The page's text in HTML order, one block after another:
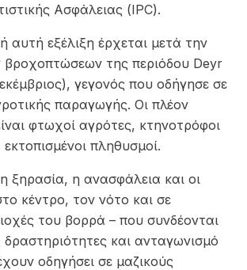
Ασφάλειας (IPC).
αυτή εξέλιξη έρχεται μετά την
της περιόδου Deyr
γεγονός που οδήγησε σε
παραγωγής. Οι πλέον
φτωχοί αγρότες, κτηνοτρόφοι
πληθυσμοί.
ξηρασία, η ανασφάλεια και οι
κέντρο, τον νότο και σε
του βορρά – που συνδέονται
δραστηριότητες και ανταγωνισμό
οδηγήσει σε μαζικούς